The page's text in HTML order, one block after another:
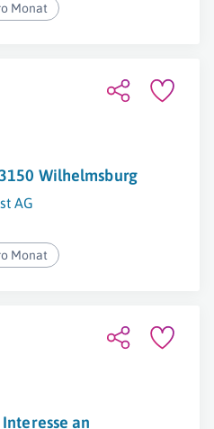
Monat
Wilhelmsburg
AG
Monat
an